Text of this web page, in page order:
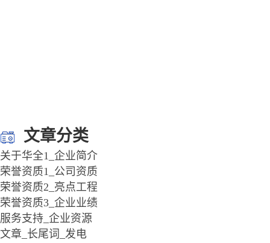
文章分类
关于华全1_企业简介
荣誉资质1_公司资质
荣誉资质2_亮点工程
荣誉资质3_企业业绩
服务支持_企业资源
文章_长尾词_发电